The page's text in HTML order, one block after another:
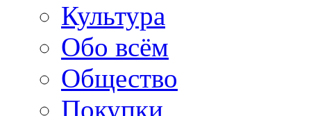
Культура
Обо всём
Общество
Покупки